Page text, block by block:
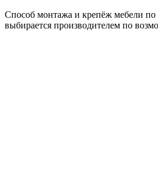
Способ монтажа и крепёж мебели по
выбирается производителем по